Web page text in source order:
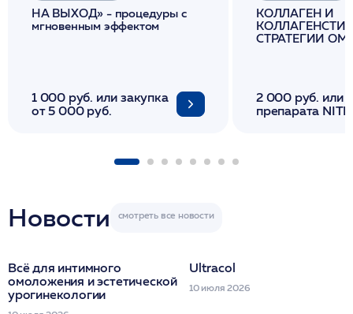
НА ВЫХОД» - процедуры с
мгновенным эффектом
1 000 руб. или закупка
от 5 000 руб.
КОЛЛАГЕН И
СТРАТЕГИИ
2 000 руб. или
препарата
Новости
Всё для интимного
омоложения и эстетической
урогинекологии
Ultracol
10 июля 2026